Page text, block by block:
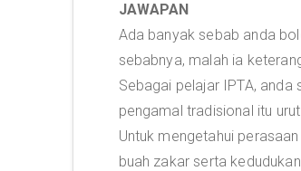
JAWAPAN
Ada banyak sebab anda
sebabnya, malah ia
Sebagai pelajar IPTA,
pengamal tradisional itu
Untuk mengetahui
buah zakar serta